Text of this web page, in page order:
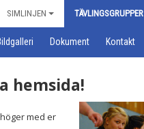
SIMLINJEN TÄVLINGSGRUPPER
Dokument Kontakt
hemsida!
med er